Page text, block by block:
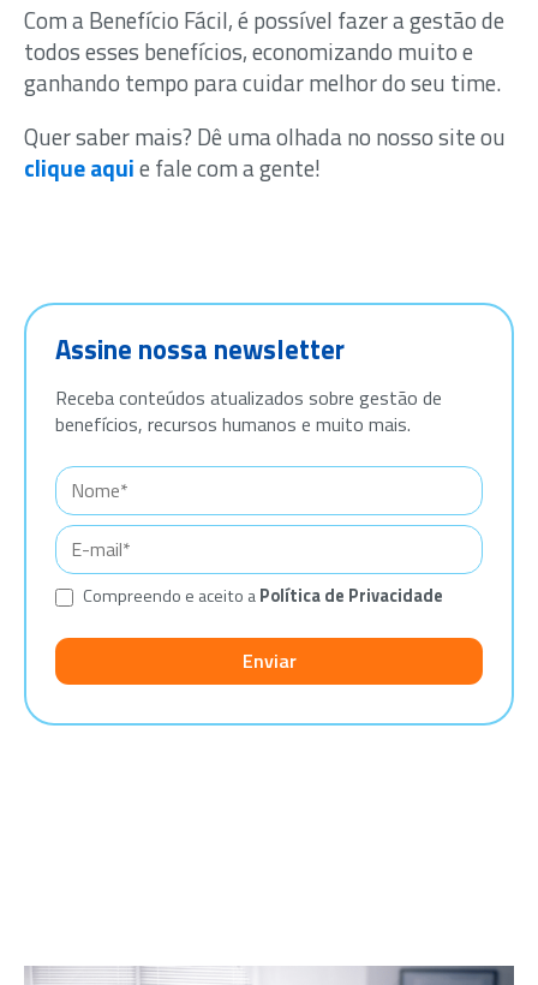
Com a Benefício Fácil, é possível fazer a gestão de
todos esses benefícios, economizando muito e
ganhando tempo para cuidar melhor do seu time.
Quer saber mais? Dê uma olhada no nosso site ou
clique aquie fale com a gente!
Assine nossa newsletter
Receba conteúdos atualizados sobre gestão de
benefícios, recursos humanos e muito mais.
Compreendo e aceito aPolítica de Privacidade
Please
this
field